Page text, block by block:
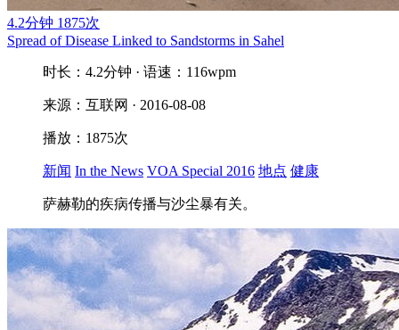
4.2分钟 1875次
Spread of Disease Linked to Sandstorms in Sahel
时长：4.2分钟 · 语速：116wpm
来源：互联网 · 2016-08-08
播放：1875次
新闻 In the News VOA Special 2016 地点 健康
萨赫勒的疾病传播与沙尘暴有关。